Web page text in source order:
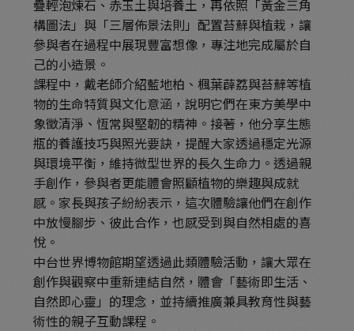
疊輕泡煉石、赤玉土與培養土，再依照「黃金三角
構圖法」與「三層佈景法則」配置苔蘚與植栽，讓
參與者在過程中展現豐富想像，專注地完成屬於自
己的小造景。
課程中，戴老師介紹藍地柏、楓葉薜荔與苔蘚等植
物的生命特質與文化意涵，說明它們在東方美學中
象徵清淨、恆常與堅韌的精神。接著，他分享生態
瓶的養護技巧與照光要訣，提醒大家透過穩定光源
與環境平衡，維持微型世界的長久生命力。透過親
手創作，參與者更能體會照顧植物的樂趣與成就
感。家長與孩子紛紛表示，這次體驗讓他們在創作
中放慢腳步、彼此合作，也感受到與自然相處的喜
悅。
中台世界博物館期望透過此類體驗活動，讓大眾在
創作與觀察中重新連結自然，體會「藝術即生活、
自然即心靈」的理念，並持續推廣兼具教育性與藝
術性的親子互動課程。